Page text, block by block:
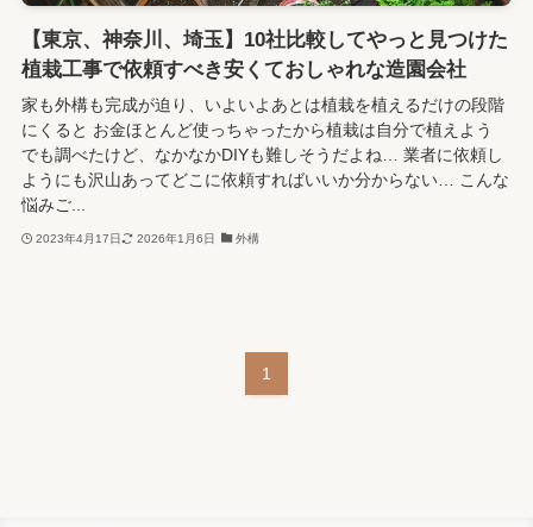
【東京、神奈川、埼玉】10社比較してやっと見つけた
植栽工事で依頼すべき安くておしゃれな造園会社
家も外構も完成が迫り、いよいよあとは植栽を植えるだけの段階
にくると お金ほとんど使っちゃったから植栽は自分で植えよう
でも調べたけど、なかなかDIYも難しそうだよね… 業者に依頼し
ようにも沢山あってどこに依頼すればいいか分からない… こんな
悩みご...
2023年4月17日 2026年1月6日 外構
1